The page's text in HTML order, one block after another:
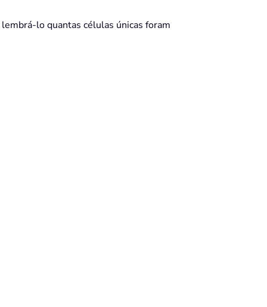
lo quantas células únicas foram